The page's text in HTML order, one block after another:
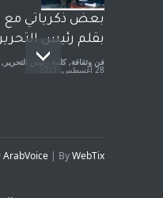
بعض ذكرياتي مع
بقلم رئيس
فن وثقافة, كلمة رئيس التحرير ,
28 أغسطس، 2021
ArabVoice | ByWebTix